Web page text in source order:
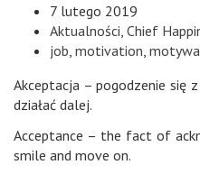
7 lutego 2019
Aktualności Chief
job motivation
Akceptacja – pogodzenie się
działać dalej.
Acceptance – the fact of
smile and move on.